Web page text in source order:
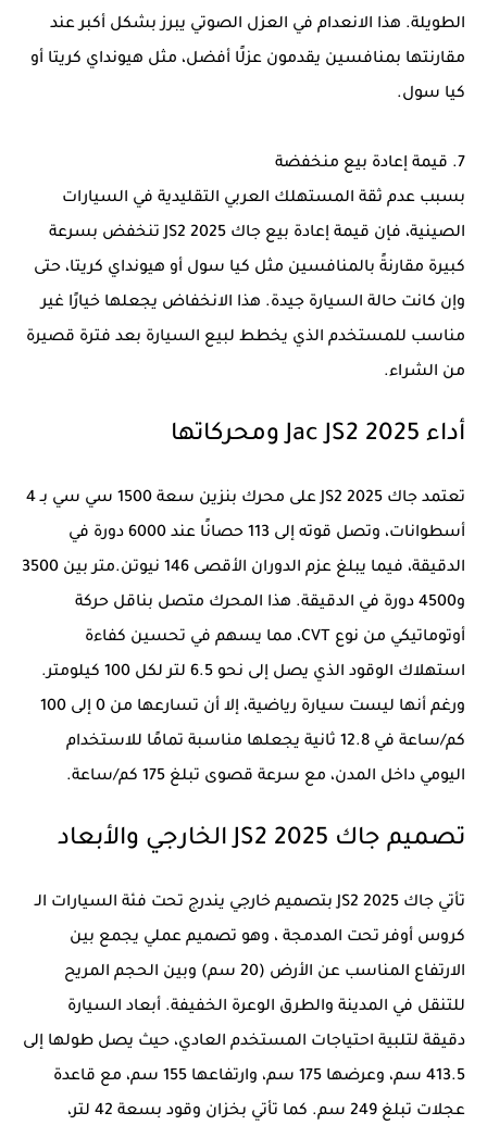
الطويلة. هذا الانعدام في العزل الصوتي يبرز بشكل أكبر عند
مقارنتها بمنافسين يقدمون عزلًا أفضل، مثل هيونداي كريتا أو
كيا سول.
7. قيمة إعادة بيع منخفضة
بسبب عدم ثقة المستهلك العربي التقليدية في السيارات
الصينية، فإن قيمة إعادة بيع جاك JS2 2025 تنخفض بسرعة
كبيرة مقارنةً بالمنافسين مثل كيا سول أو هيونداي كريتا، حتى
وإن كانت حالة السيارة جيدة. هذا الانخفاض يجعلها خيارًا غير
مناسب للمستخدم الذي يخطط لبيع السيارة بعد فترة قصيرة
من الشراء.
أداء Jac JS2 2025 ومحركاتها
تعتمد جاك JS2 2025 على محرك بنزين سعة 1500 سي سي بـ 4
أسطوانات، وتصل قوته إلى 113 حصانًا عند 6000 دورة في
الدقيقة، فيما يبلغ عزم الدوران الأقصى 146 نيوتن.متر بين 3500
و4500 دورة في الدقيقة. هذا المحرك متصل بناقل حركة
أوتوماتيكي من نوع CVT، مما يسهم في تحسين كفاءة
استهلاك الوقود الذي يصل إلى نحو 6.5 لتر لكل 100 كيلومتر.
ورغم أنها ليست سيارة رياضية، إلا أن تسارعها من 0 إلى 100
كم/ساعة في 12.8 ثانية يجعلها مناسبة تمامًا للاستخدام
اليومي داخل المدن، مع سرعة قصوى تبلغ 175 كم/ساعة.
تصميم جاك JS2 2025 الخارجي والأبعاد
تأتي جاك JS2 2025 بتصميم خارجي يندرج تحت فئة السيارات الـ
كروس أوفر تحت المدمجة ، وهو تصميم عملي يجمع بين
الارتفاع المناسب عن الأرض (20 سم) وبين الحجم المريح
للتنقل في المدينة والطرق الوعرة الخفيفة. أبعاد السيارة
دقيقة لتلبية احتياجات المستخدم العادي، حيث يصل طولها إلى
413.5 سم، وعرضها 175 سم، وارتفاعها 155 سم، مع قاعدة
عجلات تبلغ 249 سم. كما تأتي بخزان وقود بسعة 42 لتر،